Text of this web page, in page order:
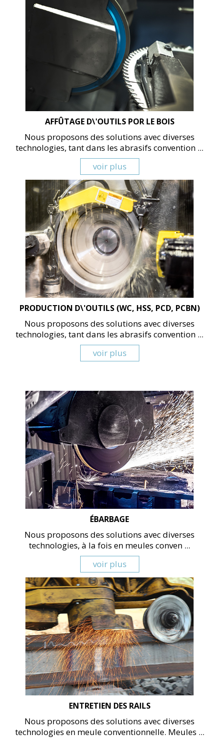
AFFÛTAGE D\'OUTILS POR LE BOIS
Nous proposons des solutions avec diverses
technologies, tant dans les abrasifs convention ...
voir plus
PRODUCTION D\'OUTILS (WC, HSS, PCD, PCBN)
Nous proposons des solutions avec diverses
technologies, tant dans les abrasifs convention ...
voir plus
ÉBARBAGE
Nous proposons des solutions avec diverses
technologies, à la fois en meules conven ...
voir plus
ENTRETIEN DES RAILS
Nous proposons des solutions avec diverses
technologies en meule conventionnelle. Meules ...